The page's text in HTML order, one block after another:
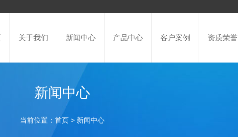
关于我们 新闻中心 产品中心 客户案例 资质荣誉
新闻中心
当前位置：首页 > 新闻中心